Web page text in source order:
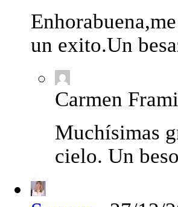
un exito.Un
Carmen
Muchísimas
cielo. Un